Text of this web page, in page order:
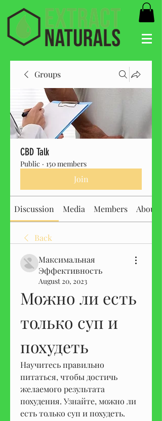
Groups
CBD Talk
Public · 150 members
Join
Discussion Media Members About
Back
Максимальная
Эффективность
August 20, 2023
Можно ли есть
только суп и
похудеть
Научитесь правильно
питаться, чтобы достичь
желаемого результата
похудения. Узнайте, можно ли
есть только суп и похудеть.